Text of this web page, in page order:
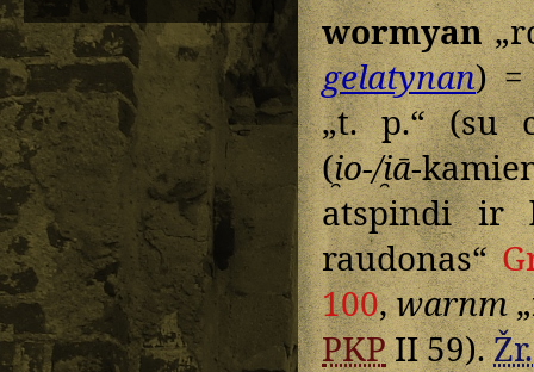
wormyan
gelatynan)
„t. p.“ (su
(i̯o-/i̯ā-
atspindi ir
raudonas“
100,warnm
PKPII 59).Žr.